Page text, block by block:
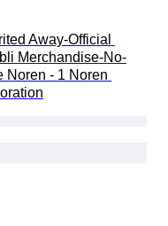
Away-Official
Merchandise-No-
Noren - 1 Noren